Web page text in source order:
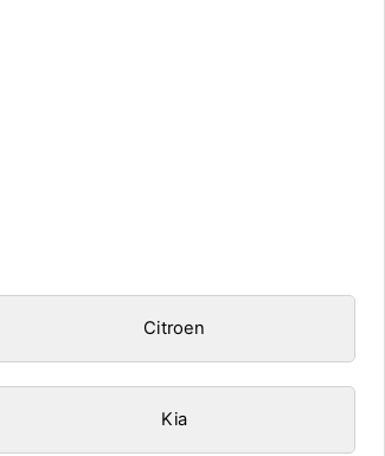
Citroen
Kia